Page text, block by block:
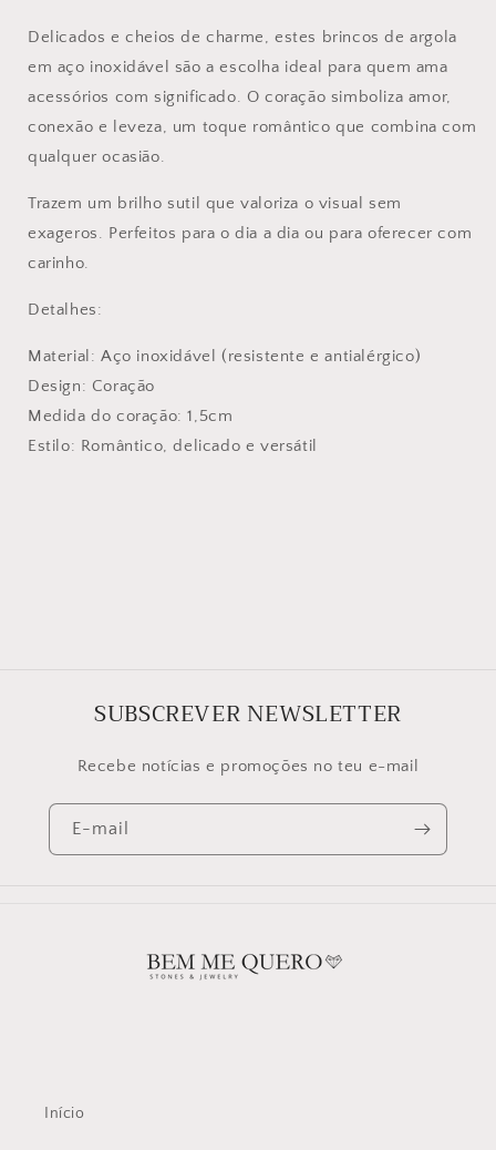
Delicados e cheios de charme, estes brincos de argola
em aço inoxidável são a escolha ideal para quem ama
acessórios com significado. O coração simboliza amor,
conexão e leveza, um toque romântico que combina com
qualquer ocasião.
Trazem um brilho sutil que valoriza o visual sem
exageros. Perfeitos para o dia a dia ou para oferecer com
carinho.
Detalhes:
Material: Aço inoxidável (resistente e antialérgico)
Design: Coração
Medida do coração: 1,5cm
Estilo: Romântico, delicado e versátil
SUBSCREVER NEWSLETTER
Recebe notícias e promoções no teu e-mail
E-mail
Início